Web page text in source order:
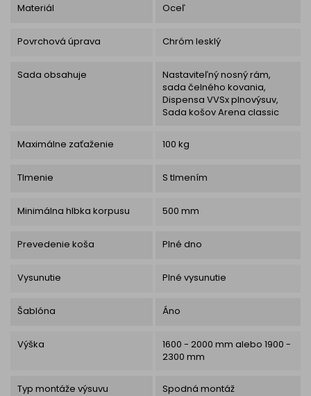
Materiál Oceľ
Povrchová úprava Chróm lesklý
Sada obsahuje
Nastaviteľný nosný rám,
sada čelného kovania,
Dispensa VVSx plnovýsuv,
Sada košov Arena classic
Maximálne zaťaženie 100 kg
Tlmenie S tlmením
Minimálna hlbka korpusu 500 mm
Prevedenie koša Plné dno
Vysunutie Plné vysunutie
Šablóna Áno
Výška
1600 - 2000 mm alebo 1900 -
2300 mm
Typ montáže výsuvu Spodná montáž